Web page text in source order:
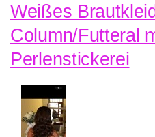
Weißes
Column/Futteral
Perlenstickerei